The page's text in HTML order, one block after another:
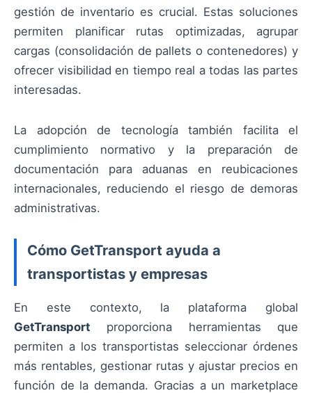
gestión de inventario es crucial. Estas soluciones
permiten planificar rutas optimizadas, agrupar
cargas (consolidación de pallets o contenedores) y
ofrecer visibilidad en tiempo real a todas las partes
interesadas.
La adopción de tecnología también facilita el
cumplimiento normativo y la preparación de
documentación para aduanas en reubicaciones
internacionales, reduciendo el riesgo de demoras
administrativas.
Cómo GetTransport ayuda a
transportistas y empresas
En este contexto, la plataforma global
GetTransport proporciona herramientas que
permiten a los transportistas seleccionar órdenes
más rentables, gestionar rutas y ajustar precios en
función de la demanda. Gracias a un marketplace